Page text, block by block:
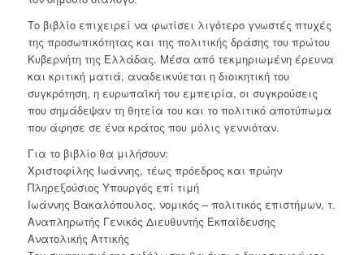
Το βιβλίο επιχειρεί να φωτίσει λιγότερο γνωστές πτυχές
της προσωπικότητας και της πολιτικής δράσης του πρώτου
Κυβερνήτη της Ελλάδας. Μέσα από τεκμηριωμένη έρευνα
και κριτική ματιά, αναδεικνύεται η διοικητική του
συγκρότηση, η ευρωπαϊκή του εμπειρία, οι συγκρούσεις
που σημάδεψαν τη θητεία του και το πολιτικό αποτύπωμα
που άφησε σε ένα κράτος που μόλις γεννιόταν.
Για το βιβλίο θα μιλήσουν:
Χριστοφίλης Ιωάννης, τέως πρόεδρος και πρώην
Πληρεξούσιος Υπουργός επί τιμή
Ιωάννης Βακαλόπουλος, νομικός – πολιτικός επιστήμων, τ.
Αναπληρωτής Γενικός Διευθυντής Εκπαίδευσης
Ανατολικής Αττικής